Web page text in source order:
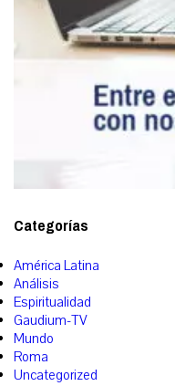
Categorías
América Latina
Análisis
Espiritualidad
Gaudium-TV
Mundo
Roma
Uncategorized